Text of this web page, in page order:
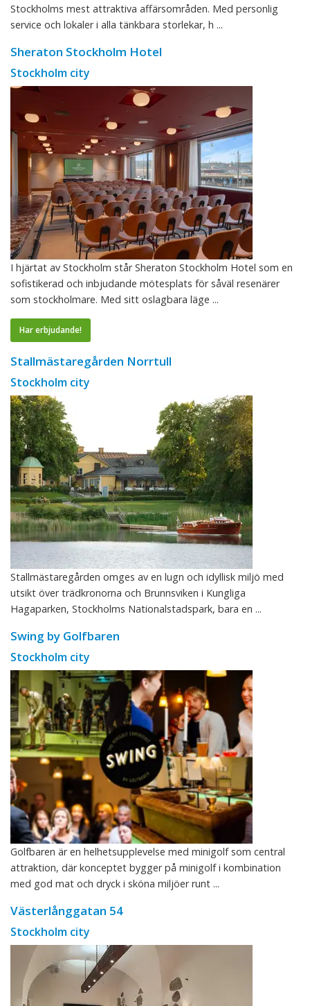
Stockholms mest attraktiva affärsområden. Med personlig
service och lokaler i alla tänkbara storlekar, h ...
Sheraton Stockholm Hotel
Stockholm city
I hjärtat av Stockholm står Sheraton Stockholm Hotel som en
sofistikerad och inbjudande mötesplats för såväl resenärer
som stockholmare. Med sitt oslagbara läge ...
Har erbjudande!
Stallmästaregården Norrtull
Stockholm city
Stallmästaregården omges av en lugn och idyllisk miljö med
utsikt över trädkronorna och Brunnsviken i Kungliga
Hagaparken, Stockholms Nationalstadspark, bara en ...
Swing by Golfbaren
Stockholm city
Golfbaren är en helhetsupplevelse med minigolf som central
attraktion, där konceptet bygger på minigolf i kombination
med god mat och dryck i sköna miljöer runt ...
Västerlånggatan 54
Stockholm city